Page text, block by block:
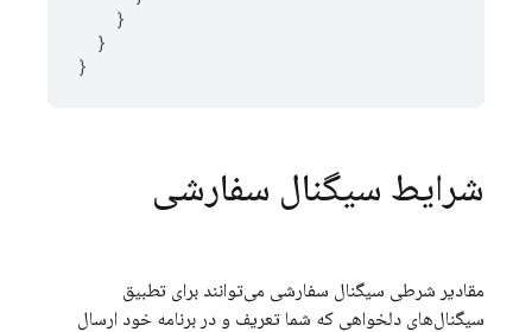
    }
  }
}
شرایط سیگنال سفارشی
مقادیر شرطی سیگنال سفارشی می‌توانند برای تطبیق
سیگنال‌های دلخواهی که شما تعریف و در برنامه خود ارسال